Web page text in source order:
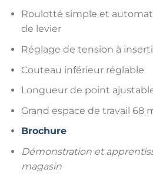
Roulotté simple et
de levier
Réglage de tension à
Couteau inférieur réglable
Longueur de point
Grand espace de travail 68
Brochure
Démonstration et
magasin